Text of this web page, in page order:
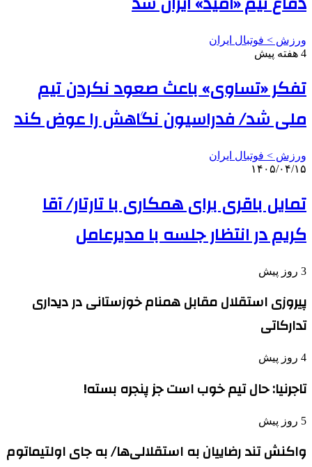
ورزش > فوتبال ایران
4 هفته پیش
تفکر «تساوی» باعث صعود نکردن تیم
ملی شد/ فدراسیون نگاهش را عوض کند
ورزش > فوتبال ایران
۱۴۰۵/۰۴/۱۵
تمایل باقری برای همکاری با تارتار/ آقا
کریم در انتظار جلسه با مدیرعامل
3 روز پیش
پیروزی استقلال مقابل همنام خوزستانی در دیداری
تدارکاتی
4 روز پیش
تاجرنیا: حال تیم خوب است جز پنجره بسته!
5 روز پیش
واکنش تند رضاییان به استقلالی‌ها/ به جای اولتیماتوم